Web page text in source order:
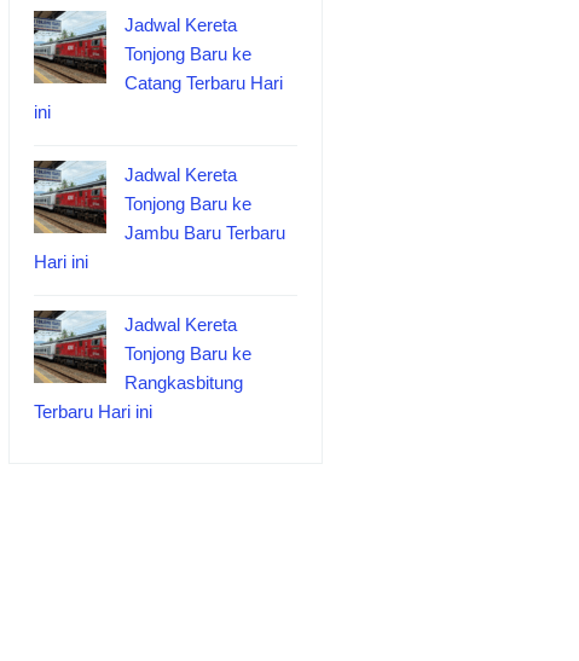
Jadwal Kereta
Tonjong Baru ke
Catang Terbaru Hari
ini
Jadwal Kereta
Tonjong Baru ke
Jambu Baru Terbaru
Hari ini
Jadwal Kereta
Tonjong Baru ke
Rangkasbitung
Terbaru Hari ini